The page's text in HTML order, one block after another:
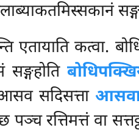
कत्वा.
सङ्गहोति
आसव सदिसत्ता
रत्तिमत्तं वा